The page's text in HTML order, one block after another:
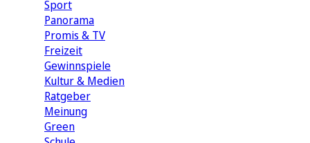
Sport
Panorama
Promis & TV
Freizeit
Gewinnspiele
Kultur & Medien
Ratgeber
Meinung
Green